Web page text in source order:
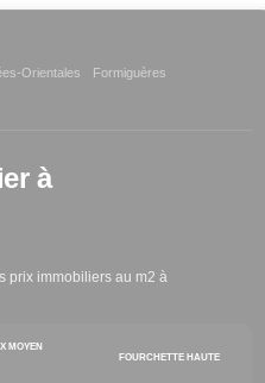
Orientales Formiguères
à
prix immobiliers au m2 à
MOYEN
FOURCHETTE HAUTE